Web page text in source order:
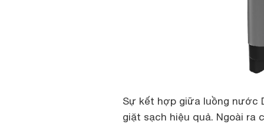
Sự kết hợp giữa luồng nước
giặt sạch hiệu quả. Ngoài ra